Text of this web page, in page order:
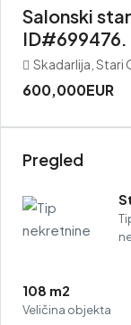
Salonski
ID#699476.
Skadarlija, Stari
600,000EUR
Pregled
108 m2
Veličina objekta